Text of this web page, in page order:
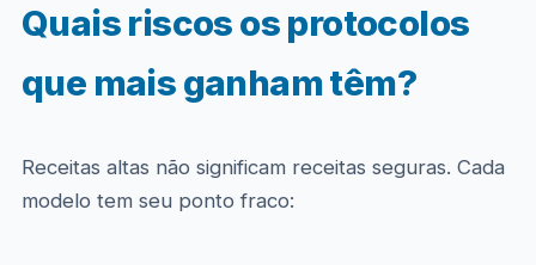
Quais riscos os protocolos
que mais ganham têm?
Receitas altas não significam receitas seguras. Cada
modelo tem seu ponto fraco: